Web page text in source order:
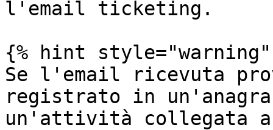
l'email ticketing.
{% hint style="warning"
Se l'email ricevuta
registrato in
un'attività collegata a